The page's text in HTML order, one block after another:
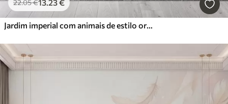
22.05€13.23€
Jardim imperial com animais de estilo oriental — macaco, leopardo, tigre, pavão e garça